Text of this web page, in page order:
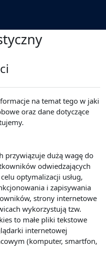
na temat tego w jaki
oraz dane dotyczące
przywiązuje dużą wagę do
odwiedzających
optymalizacji usług,
i zapisywania
strony internetowe
wykorzystują tzw.
to małe pliki tekstowe
internetowej
(komputer, smartfon,